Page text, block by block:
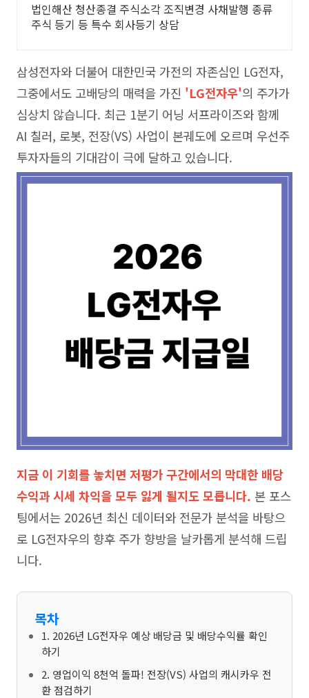
법인해산 청산종결 주식소각 조직변경 사채발행 종류
주식 등기 등 특수 회사등기 상담
삼성전자와 더불어 대한민국 가전의 자존심인 LG전자,
그중에서도 고배당의 매력을 가진 'LG전자우'의 주가가
심상치 않습니다. 최근 1분기 어닝 서프라이즈와 함께
AI 칠러, 로봇, 전장(VS) 사업이 본궤도에 오르며 우선주
투자자들의 기대감이 극에 달하고 있습니다.
지금 이 기회를 놓치면 저평가 구간에서의 막대한 배당
수익과 시세 차익을 모두 잃게 될지도 모릅니다. 본 포스
팅에서는 2026년 최신 데이터와 전문가 분석을 바탕으
로 LG전자우의 향후 주가 향방을 날카롭게 분석해 드립
니다.
목차
1. 2026년 LG전자우 예상 배당금 및 배당수익률 확인
하기
2. 영업이익 8천억 돌파! 전장(VS) 사업의 캐시카우 전
환 점검하기